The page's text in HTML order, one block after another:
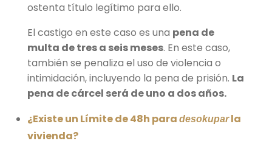
ostenta título legítimo para ello.
El castigo en este caso es una pena de
multa de tres a seis meses. En este caso,
también se penaliza el uso de violencia o
intimidación, incluyendo la pena de prisión. La
pena de cárcel será de uno a dos años.
¿Existe un Límite de 48h para desokuparla
vivienda?